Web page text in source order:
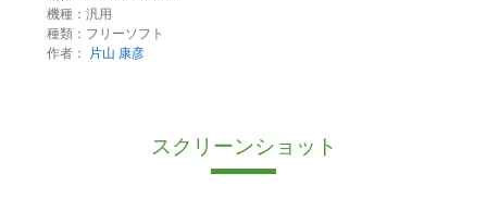
機種：汎用
種類：フリーソフト
作者：
片山 康彦
スクリーンショット